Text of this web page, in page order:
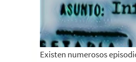
Existen numerosos